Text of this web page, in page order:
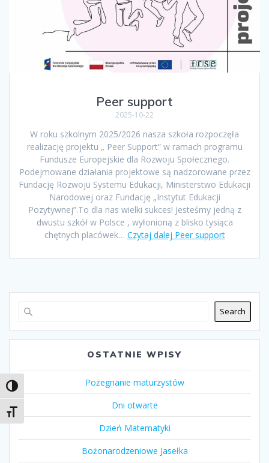
Toggle High Contrast
Toggle Font size
Peer support
2025-10-22
W roku szkolnym 2025/2026 nasza szkoła rozpoczęła
realizację projektu „ Peer Support” w ramach programu
Fundusze Europejskie dla Rozwoju Społecznego.
Podejmowane działania projektowe są nadzorowane przez
Fundację Rozwoju Systemu Edukacji, Ministerstwo Edukacji
Narodowej oraz Fundację „Instytut Edukacji
Pozytywnej”.To dla nas wielki sukces! Jesteśmy jedną z
dwustu szkół w Polsce , wyłonioną z blisko tysiąca
chętnych placówek… Czytaj dalej Peer support
Search
OSTATNIE WPISY
Pożegnanie maturzystów
Dni otwarte
Dzień Matematyki
Bożonarodzeniowe Jasełka